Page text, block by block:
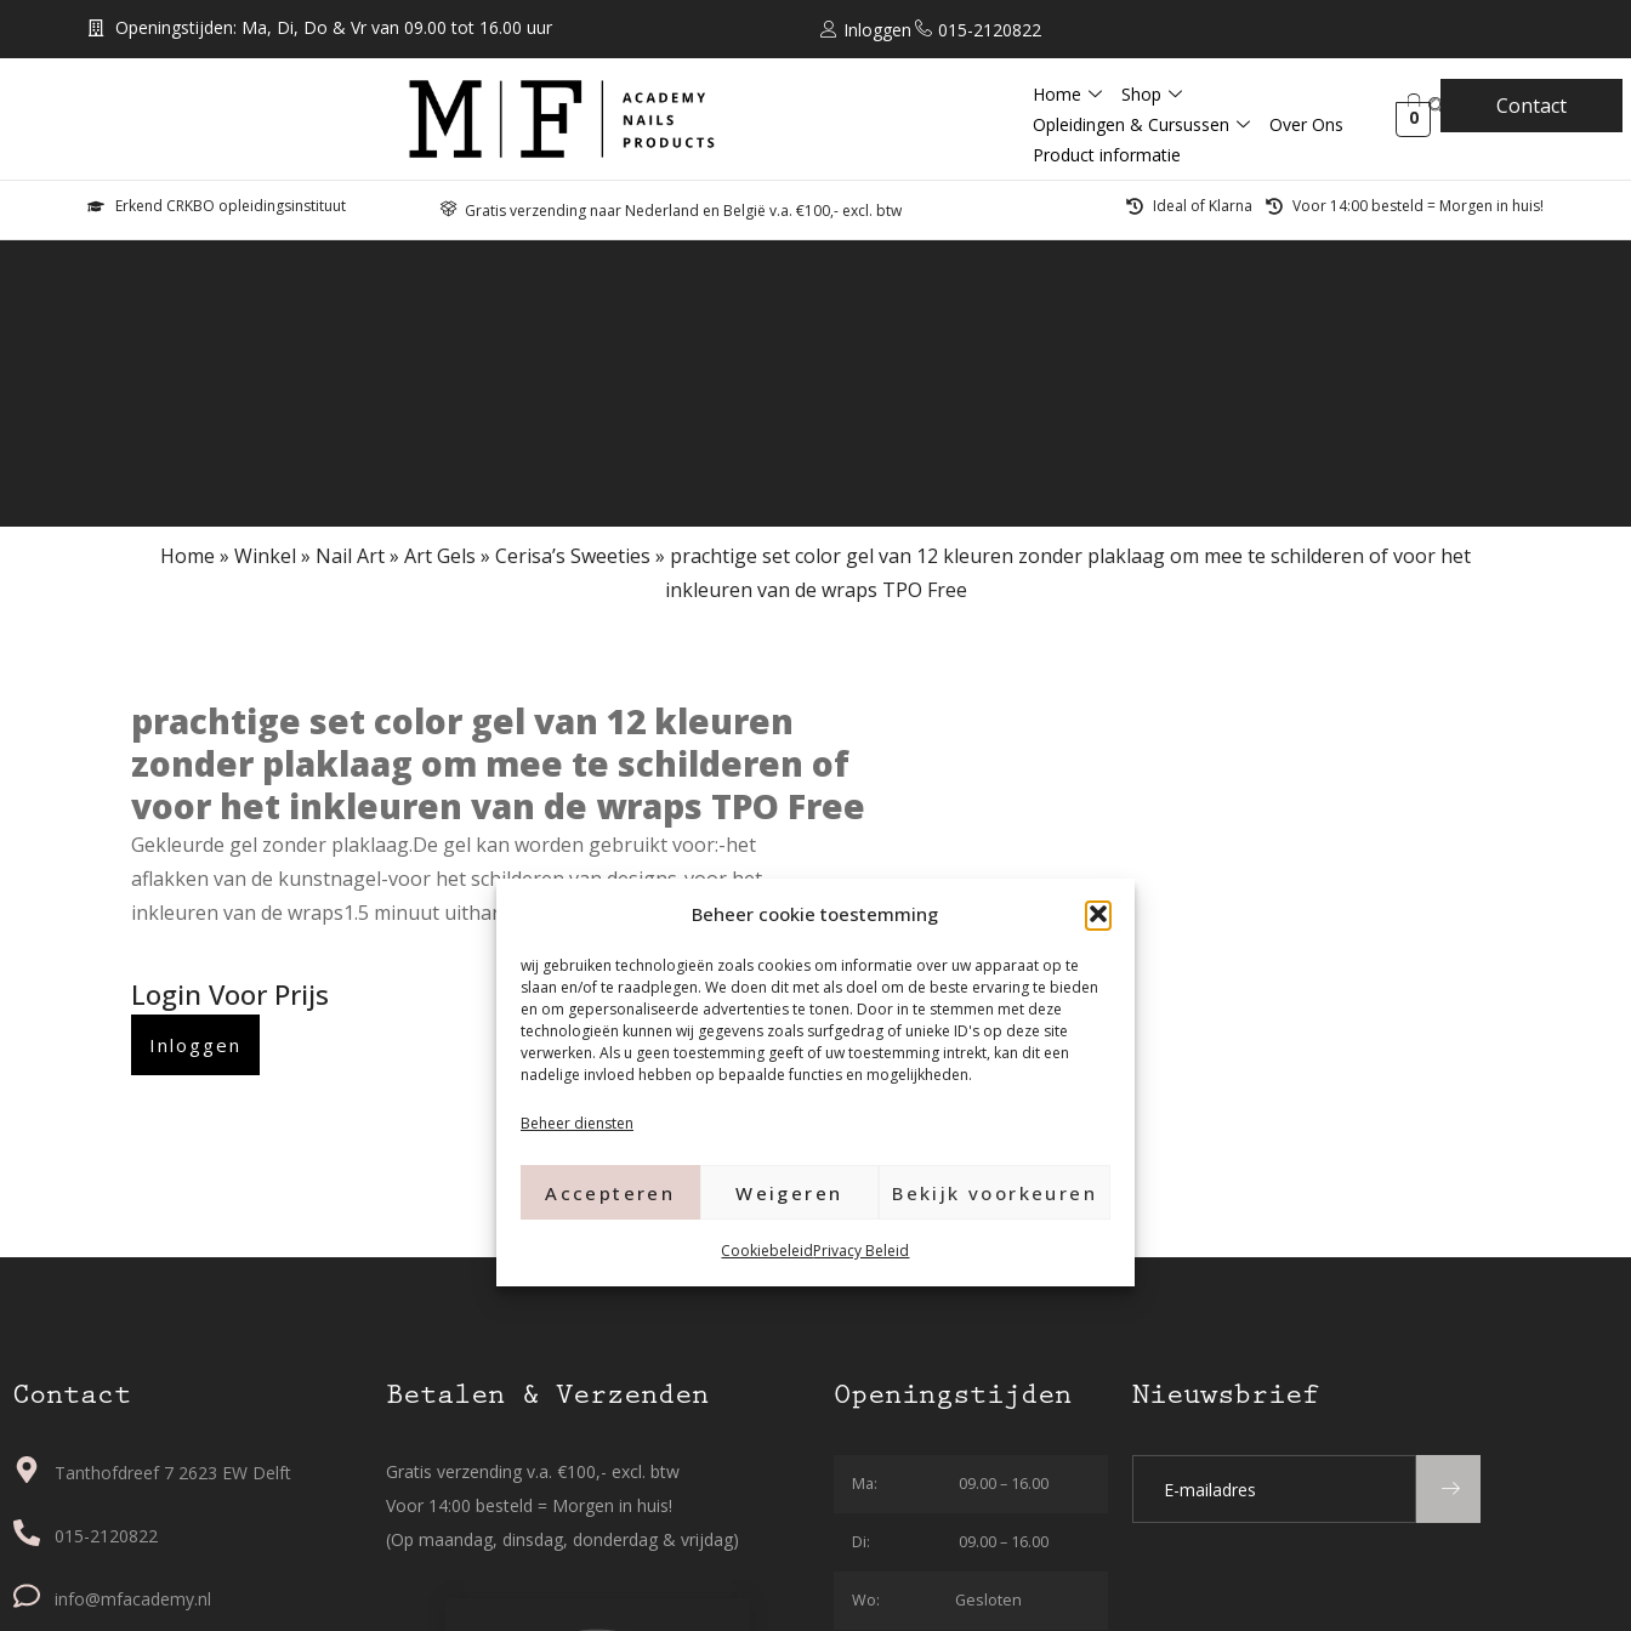
Beheer cookie toestemming
wij gebruiken technologieën zoals cookies om informatie over uw apparaat op te
slaan en/of te raadplegen. We doen dit met als doel om de beste ervaring te bieden
en om gepersonaliseerde advertenties te tonen. Door in te stemmen met deze
technologieën kunnen wij gegevens zoals surfgedrag of unieke ID's op deze site
verwerken. Als u geen toestemming geeft of uw toestemming intrekt, kan dit een
nadelige invloed hebben op bepaalde functies en mogelijkheden.
Beheer diensten
Accepteren Weigeren Bekijk voorkeuren
CookiebeleidPrivacy Beleid
Openingstijden: Ma, Di, Do & Vr van 09.00 tot 16.00 uur Inloggen 015-2120822
Home
Shop
Opleidingen & Cursussen
Over Ons
Product informatie
0 Contact
Erkend CRKBO opleidingsinstituut Gratis verzending naar Nederland en België v.a. €100,- excl. btw Ideal of Klarna Voor 14:00 besteld = Morgen in huis!
Home » Winkel » Nail Art» Art Gels » Cerisa’s Sweeties » prachtige set color gel van 12 kleuren zonder plaklaag om mee te schilderen of voor het
inkleuren van de wraps TPO Free
prachtige set color gel van 12 kleuren
zonder plaklaag om mee te schilderen of
voor het inkleuren van de wraps TPO Free
Gekleurde gel zonder plaklaag.De gel kan worden gebruikt voor:-het
aflakken van de kunstnagel-voor het schilderen van designs-voor het
inkleuren van de wraps1.5 minuut uitharden in de lamp
Login Voor Prijs
Inloggen
Contact
Tanthofdreef 7 2623 EW Delft
015-2120822
info@mfacademy.nl
Betalen & Verzenden
Gratis verzending v.a. €100,- excl. btw
Voor 14:00 besteld = Morgen in huis!
(Op maandag, dinsdag, donderdag & vrijdag)
Openingstijden
Ma: 09.00 – 16.00
Di: 09.00 – 16.00
Wo: Gesloten
Nieuwsbrief